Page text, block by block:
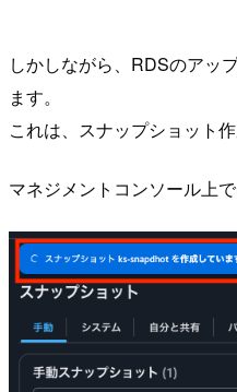
しかしながら、RDSのアッ
ます。
これは、スナップショット
マネジメントコンソール上